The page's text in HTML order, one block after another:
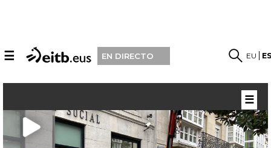
☰ EN DIRECTO EU
☰